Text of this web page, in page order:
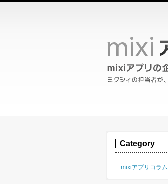
Category
mixiアプリコラム